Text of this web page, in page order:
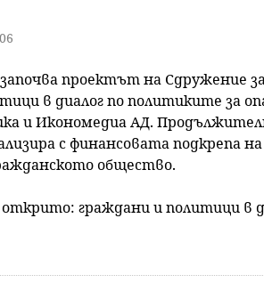
проектът на Сдружение
в диалог по политиките за
и Икономедиа АД.
с финансовата подкрепа
общество.
граждани и политици в